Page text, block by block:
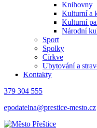
Knihovny
Kulturní a
Kulturní
Národní
Sport
Spolky
Církve
Ubytování a
Kontakty
379 304 555
epodatelna@prestice-mesto.cz